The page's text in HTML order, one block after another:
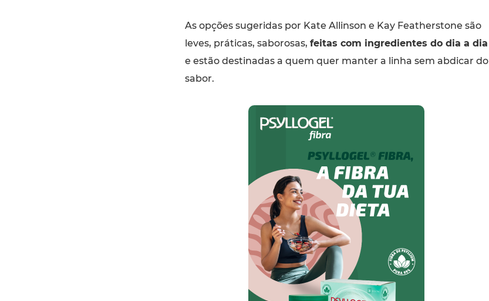
As opções sugeridas por Kate Allinson e Kay Featherstone são
leves, práticas, saborosas, feitas com ingredientes do dia a dia
e estão destinadas a quem quer manter a linha sem abdicar do
sabor.